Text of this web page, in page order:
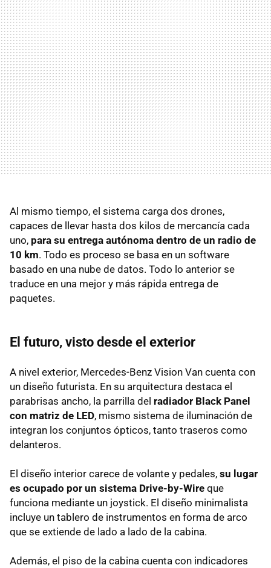
Al mismo tiempo, el sistema carga dos drones,
capaces de llevar hasta dos kilos de mercancía cada
uno, para su entrega autónoma dentro de un radio de
10 km. Todo es proceso se basa en un software
basado en una nube de datos. Todo lo anterior se
traduce en una mejor y más rápida entrega de
paquetes.
El futuro, visto desde el exterior
A nivel exterior, Mercedes-Benz Vision Van cuenta con
un diseño futurista. En su arquitectura destaca el
parabrisas ancho, la parrilla del radiador Black Panel
con matriz de LED, mismo sistema de iluminación de
integran los conjuntos ópticos, tanto traseros como
delanteros.
El diseño interior carece de volante y pedales, su lugar
es ocupado por un sistema Drive-by-Wire que
funciona mediante un joystick. El diseño minimalista
incluye un tablero de instrumentos en forma de arco
que se extiende de lado a lado de la cabina.
Además, el piso de la cabina cuenta con indicadores